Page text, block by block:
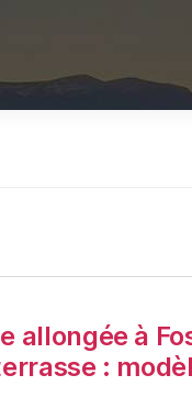
allongée à
: